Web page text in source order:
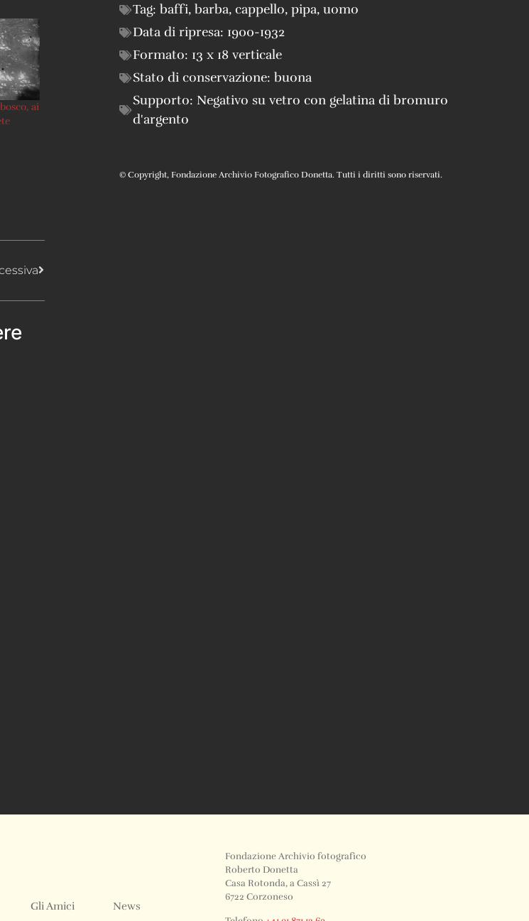
ai
Tag: baffi, barba, cappello, pipa, uomo
Data di ripresa: 1900-1932
Formato: 13 x 18 verticale
Stato di conservazione: buona
Supporto: Negativo su vetro con gelatina di bromuro
d'argento
© Copyright, Fondazione Archivio Fotografico Donetta. Tutti i diritti sono riservati.
Gli Amici News
Fondazione Archivio fotografico
Roberto Donetta
Casa Rotonda, a Cassì 27
6722 Corzoneso